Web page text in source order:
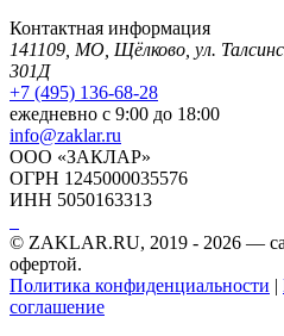
Контактная информация
141109, МО, Щёлково, ул.
301Д
+7 (495) 136-68-28
ежедневно с 9:00 до 18:00
info@zaklar.ru
ООО «ЗАКЛАР»
ОГРН 1245000035576
ИНН 5050163313
© ZAKLAR.RU, 2019 - 2026 —
офертой.
Политика конфиденциальности |
соглашение